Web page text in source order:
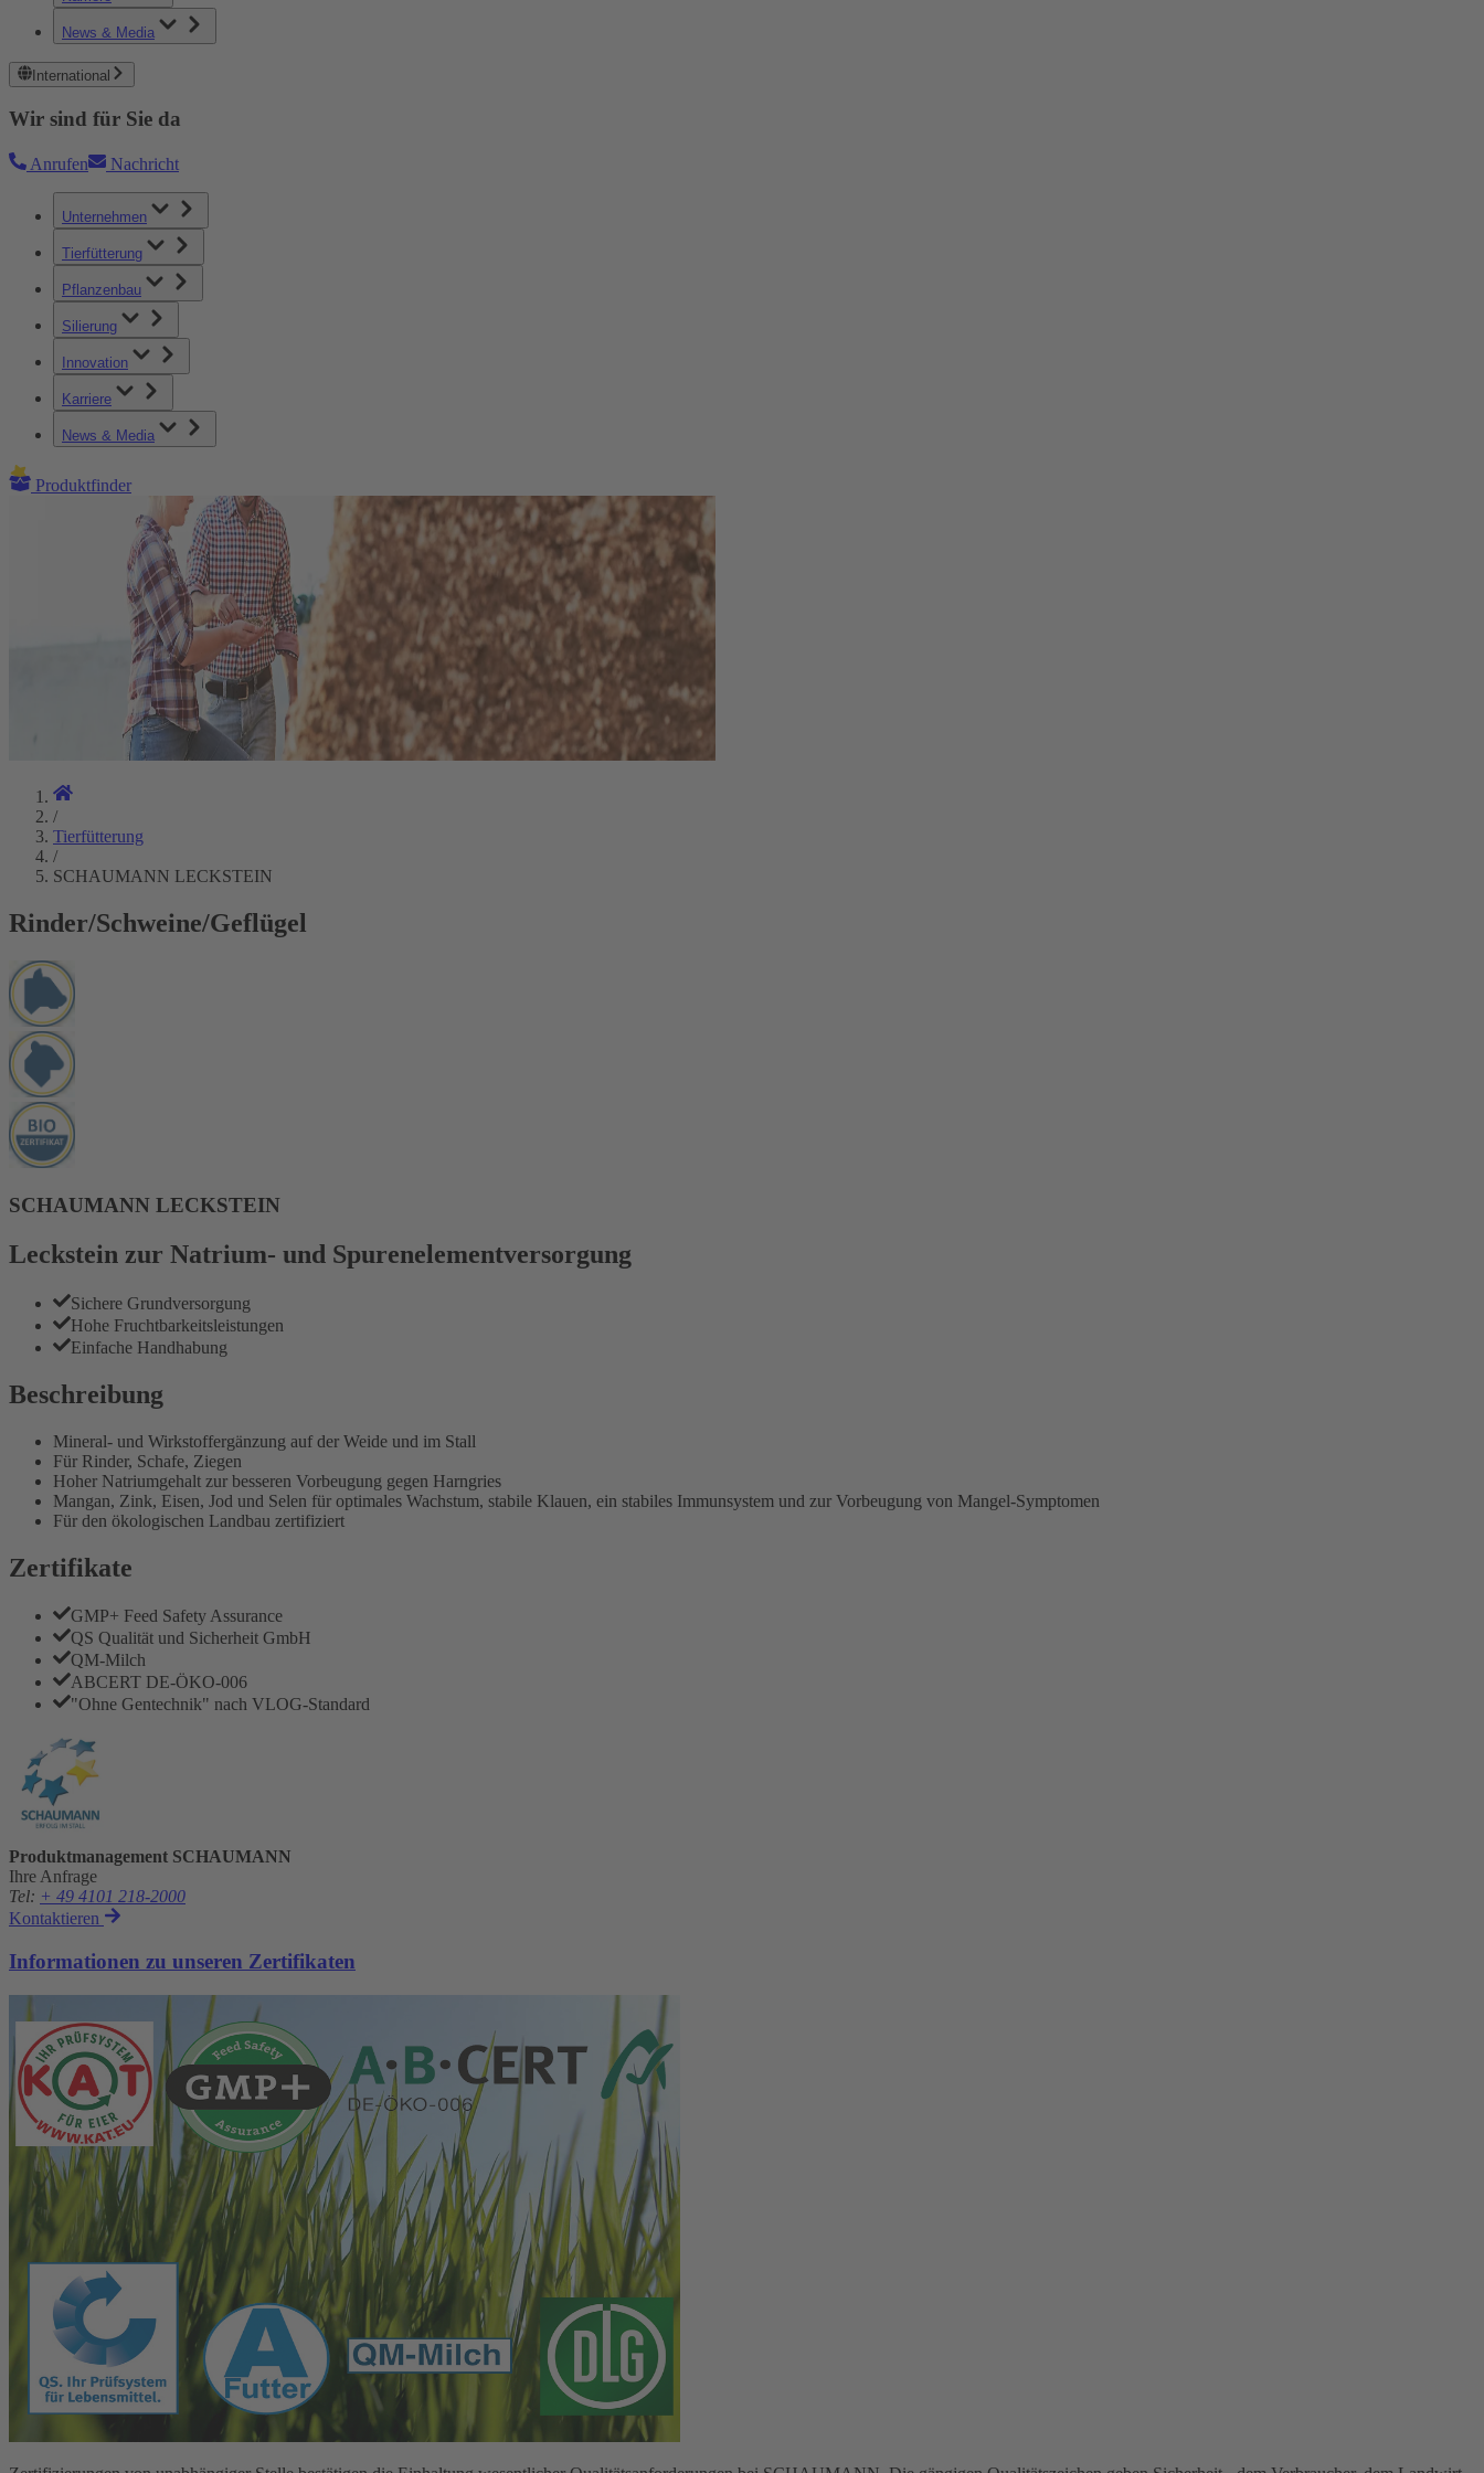
News & Media
International
Wir sind für Sie da
Anrufen Nachricht
Unternehmen
Tierfütterung
Pflanzenbau
Silierung
Innovation
Karriere
News & Media
Produktfinder
/
Tierfütterung
/
SCHAUMANN LECKSTEIN
Rinder/Schweine/Geflügel
SCHAUMANN LECKSTEIN
Leckstein zur Natrium- und Spurenelementversorgung
Sichere Grundversorgung
Hohe Fruchtbarkeitsleistungen
Einfache Handhabung
Beschreibung
Mineral- und Wirkstoffergänzung auf der Weide und im Stall
Für Rinder, Schafe, Ziegen
Hoher Natriumgehalt zur besseren Vorbeugung gegen Harngries
Mangan, Zink, Eisen, Jod und Selen für optimales Wachstum, stabile Klauen, ein stabiles Immunsystem und zur Vorbeugung von Mangel-Symptomen
Für den ökologischen Landbau zertifiziert
Zertifikate
GMP+ Feed Safety Assurance
QS Qualität und Sicherheit GmbH
QM-Milch
ABCERT DE-ÖKO-006
"Ohne Gentechnik" nach VLOG-Standard
Produktmanagement SCHAUMANN
Ihre Anfrage
Tel: + 49 4101 218-2000
Kontaktieren
Informationen zu unseren Zertifikaten